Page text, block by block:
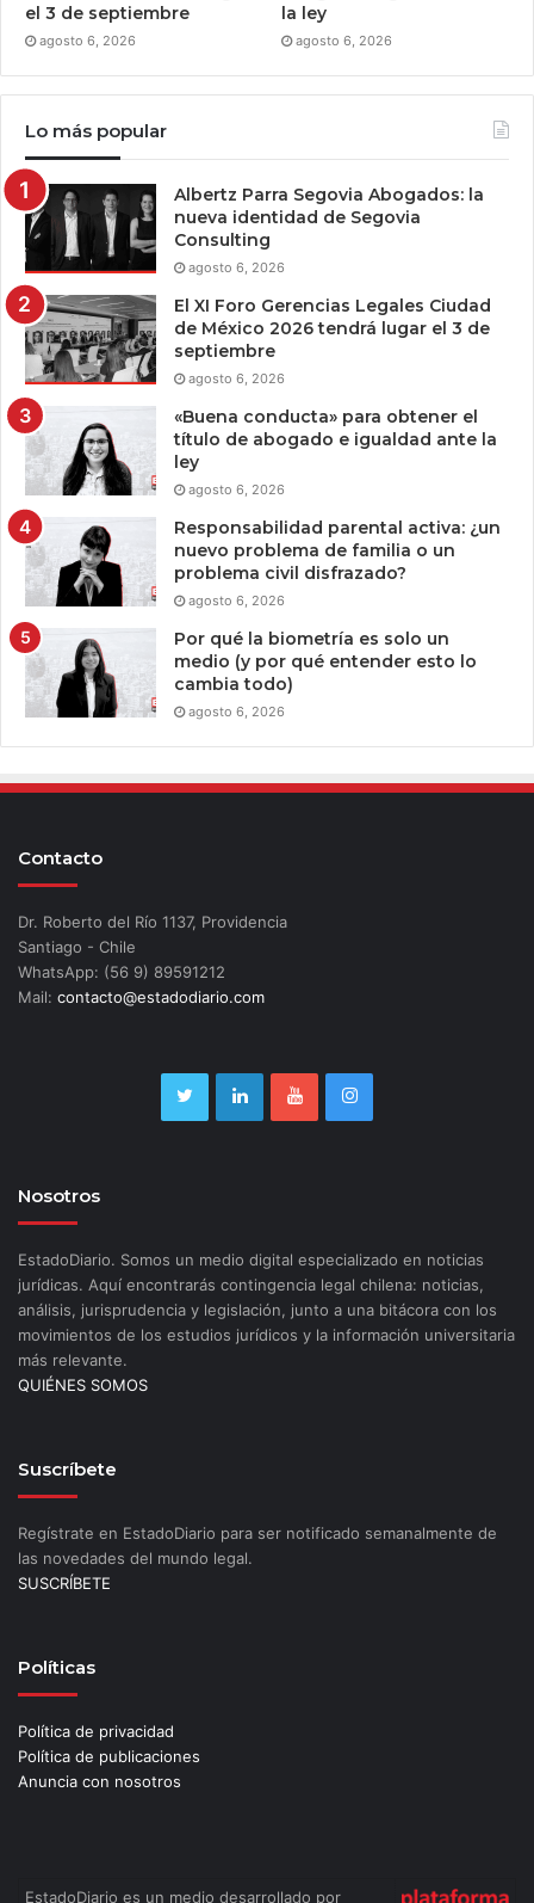
el 3 de septiembre
agosto 6, 2026
la ley
agosto 6, 2026
Lo más popular
Albertz Parra Segovia Abogados: la
nueva identidad de Segovia
Consulting
agosto 6, 2026
El XI Foro Gerencias Legales Ciudad
de México 2026 tendrá lugar el 3 de
septiembre
agosto 6, 2026
«Buena conducta» para obtener el
título de abogado e igualdad ante la
ley
agosto 6, 2026
Responsabilidad parental activa: ¿un
nuevo problema de familia o un
problema civil disfrazado?
agosto 6, 2026
Por qué la biometría es solo un
medio (y por qué entender esto lo
cambia todo)
agosto 6, 2026
Contacto
Dr. Roberto del Río 1137, Providencia
Santiago - Chile
WhatsApp: (56 9) 89591212
Mail: contacto@estadodiario.com
Nosotros
EstadoDiario. Somos un medio digital especializado en noticias
jurídicas. Aquí encontrarás contingencia legal chilena: noticias,
análisis, jurisprudencia y legislación, junto a una bitácora con los
movimientos de los estudios jurídicos y la información universitaria
más relevante.
QUIÉNES SOMOS
Suscríbete
Regístrate en EstadoDiario para ser notificado semanalmente de
las novedades del mundo legal.
SUSCRÍBETE
Políticas
Política de privacidad
Política de publicaciones
Anuncia con nosotros
EstadoDiario es un medio desarrollado por